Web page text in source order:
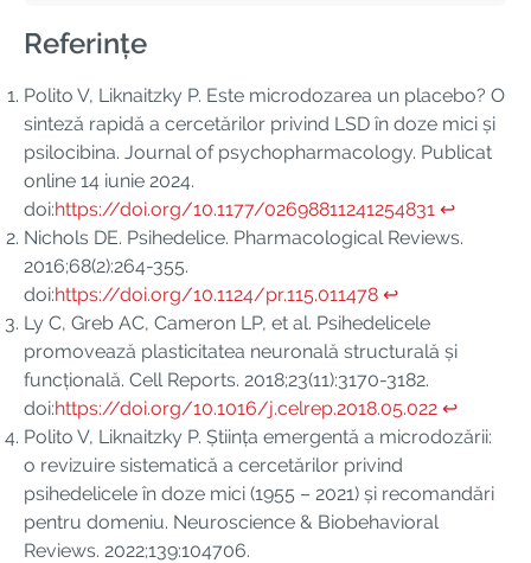
Referințe
Polito V, Liknaitzky P. Este microdozarea un placebo? O
sinteză rapidă a cercetărilor privind LSD în doze mici și
psilocibina. Journal of psychopharmacology. Publicat
online 14 iunie 2024.
doi:https://doi.org/10.1177/02698811241254831 ↩︎
Nichols DE. Psihedelice. Pharmacological Reviews.
2016;68(2):264-355.
doi:https://doi.org/10.1124/pr.115.011478 ↩︎
Ly C, Greb AC, Cameron LP, et al. Psihedelicele
promovează plasticitatea neuronală structurală și
funcțională. Cell Reports. 2018;23(11):3170-3182.
doi:https://doi.org/10.1016/j.celrep.2018.05.022 ↩︎
Polito V, Liknaitzky P. Știința emergentă a microdozării:
o revizuire sistematică a cercetărilor privind
psihedelicele în doze mici (1955 – 2021) și recomandări
pentru domeniu. Neuroscience & Biobehavioral
Reviews. 2022;139:104706.